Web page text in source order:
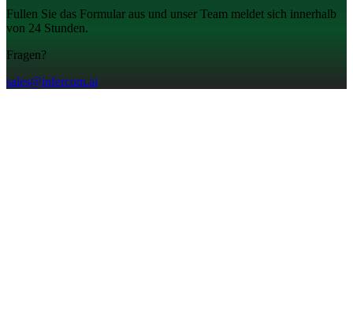
Fullen Sie das Formular aus und unser Team meldet sich innerhalb
von 24 Stunden.
Fragen?
sales@infercom.ai